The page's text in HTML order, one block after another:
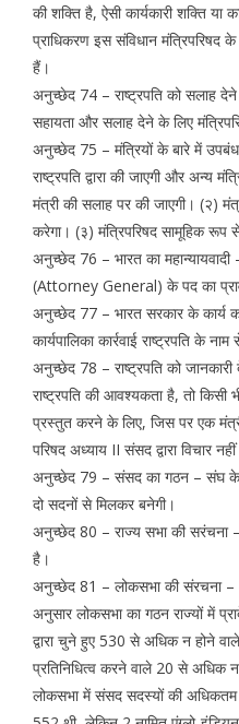
की शक्ति है, ऐसी कार्यकारी शक्ति या
प्राधिकरण इस संविधान
हैं।
अनुच्छेद 74 – राष्ट्रपति को सलाह देने
सहायता और सलाह देने के लिए
अनुच्छेद 75 – मंत्रियों के बारे में
राष्ट्रपति द्वारा की जाएगी और अन्य
मंत्री की सलाह पर की जाएगी। (२)
करेगा। (३) मंत्रिपरिषद सामूहिक रूप
अनुच्छेद 76 – भारत का
(Attorney General) के पद का
अनुच्छेद 77 – भारत सरकार के कार्य
कार्यपालिका कार्रवाई राष्ट्रपति के
अनुच्छेद 78 – राष्ट्रपति को
राष्ट्रपति की आवश्यकता है, तो किसी
प्रस्तुत करने के लिए, जिस पर एक मंत्री
परिषद अध्याय II संसद द्वारा विचार
अनुच्छेद 79 – संसद का गठन – संघ के
दो सदनों से मिलकर बनेगी।
अनुच्छेद 80 – राज्य सभा की सरंचना
है।
अनुच्छेद 81 – लोकसभा की संरचना
अनुसार लोकसभा का गठन राज्यों में
द्वारा चुने हुए 530 से अधिक न होने
प्रतिनिधित्व करने वाले 20 से अधिक न
लोकसभा में संसद सदस्यों की